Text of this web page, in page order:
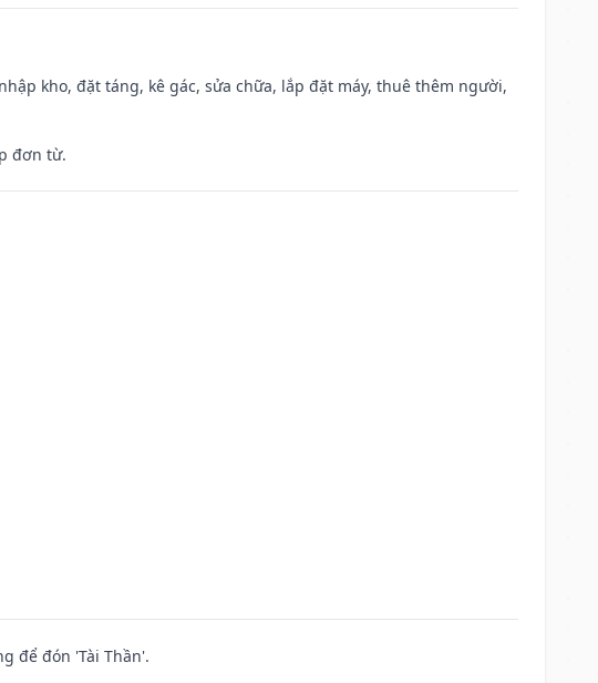
kho, đặt táng, kê gác, sửa chữa, lắp đặt máy, thuê thêm người,
đơn từ.
để đón 'Tài Thần'.